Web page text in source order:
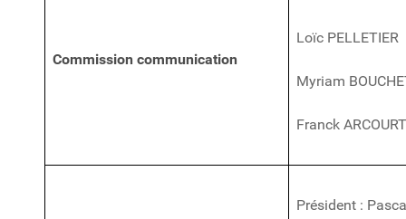
Commission communication
Loïc PELLETIER
Myriam
Franck ARCOURT
Président :